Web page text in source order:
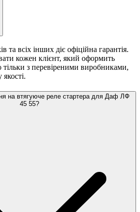
та всіх інших діє офіційна гарантія.
кожен клієнт, який оформить
з перевіреними виробниками,
на втягуюче реле стартера для Даф ЛФ
45 55?